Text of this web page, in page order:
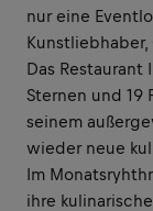
nur eine
Kunstliebhaber,
Das
Sternen und 19
seinem
wieder neue
Im
ihre